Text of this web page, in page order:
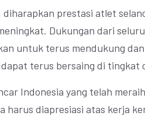
diharapkan prestasi atlet
Dukungan dari
untuk terus mendukung
terus bersaing di tingkat
Indonesia yang telah
harus diapresiasi atas kerja